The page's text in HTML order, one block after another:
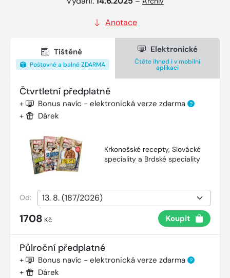
Anotace
Tištěné
Poštovné a balné ZDARMA
Elektronické
Čtěte ihned i v mobilní
aplikaci
Čtvrtletní předplatné
+ Bonus navíc - elektronická verze zdarma ?
+ Dárek
Krkonošské recepty, Slovácké
speciality a Brdské speciality
Od:
1708 Kč Koupit
Půlroční předplatné
+ Bonus navíc - elektronická verze zdarma ?
+ Dárek